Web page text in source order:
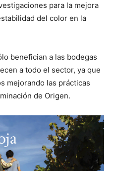
para la mejora
del color en la
benefician a las bodegas
a todo el sector, ya que
mejorando las prácticas
de Origen.